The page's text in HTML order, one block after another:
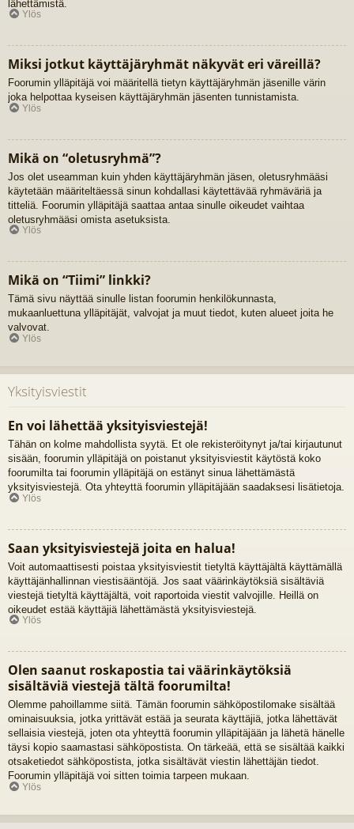
lähettämistä.
Ylös
Miksi jotkut käyttäjäryhmät näkyvät eri väreillä?
Foorumin ylläpitäjä voi määritellä tietyn käyttäjäryhmän jäsenille värin
joka helpottaa kyseisen käyttäjäryhmän jäsenten tunnistamista.
Ylös
Mikä on “oletusryhmä”?
Jos olet useamman kuin yhden käyttäjäryhmän jäsen, oletusryhmääsi
käytetään määriteltäessä sinun kohdallasi käytettävää ryhmäväriä ja
titteliä. Foorumin ylläpitäjä saattaa antaa sinulle oikeudet vaihtaa
oletusryhmääsi omista asetuksista.
Ylös
Mikä on “Tiimi” linkki?
Tämä sivu näyttää sinulle listan foorumin henkilökunnasta,
mukaanluettuna ylläpitäjät, valvojat ja muut tiedot, kuten alueet joita he
valvovat.
Ylös
Yksityisviestit
En voi lähettää yksityisviestejä!
Tähän on kolme mahdollista syytä. Et ole rekisteröitynyt ja/tai kirjautunut
sisään, foorumin ylläpitäjä on poistanut yksityisviestit käytöstä koko
foorumilta tai foorumin ylläpitäjä on estänyt sinua lähettämästä
yksityisviestejä. Ota yhteyttä foorumin ylläpitäjään saadaksesi lisätietoja.
Ylös
Saan yksityisviestejä joita en halua!
Voit automaattisesti poistaa yksityisviestit tietyltä käyttäjältä käyttämällä
käyttäjänhallinnan viestisääntöjä. Jos saat väärinkäytöksiä sisältäviä
viestejä tietyltä käyttäjältä, voit raportoida viestit valvojille. Heillä on
oikeudet estää käyttäjiä lähettämästä yksityisviestejä.
Ylös
Olen saanut roskapostia tai väärinkäytöksiä
sisältäviä viestejä tältä foorumilta!
Olemme pahoillamme siitä. Tämän foorumin sähköpostilomake sisältää
ominaisuuksia, jotka yrittävät estää ja seurata käyttäjiä, jotka lähettävät
sellaisia viestejä, joten ota yhteyttä foorumin ylläpitäjään ja lähetä hänelle
täysi kopio saamastasi sähköpostista. On tärkeää, että se sisältää kaikki
otsaketiedot sähköpostista, jotka sisältävät viestin lähettäjän tiedot.
Foorumin ylläpitäjä voi sitten toimia tarpeen mukaan.
Ylös